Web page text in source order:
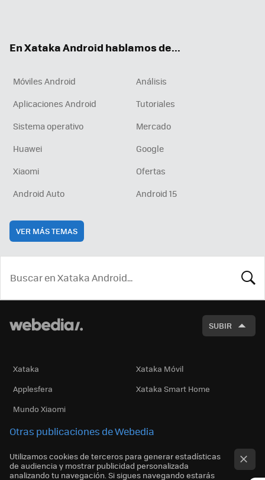
En Xataka Android hablamos de...
Móviles Android
Análisis
Aplicaciones Android
Tutoriales
Sistema operativo
Mercado
Huawei
Google
Xiaomi
Ofertas
Android Auto
Android 15
VER MÁS TEMAS
SUBIR
Xataka
Xataka Móvil
Applesfera
Xataka Smart Home
Mundo Xiaomi
Otras publicaciones de Webedia
Utilizamos cookies de terceros para generar estadísticas
de audiencia y mostrar publicidad personalizada
analizando tu navegación. Si sigues navegando estarás